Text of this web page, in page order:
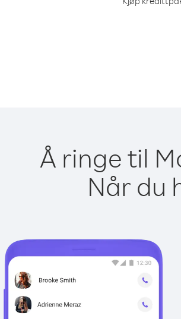
Å ringe til
Når du